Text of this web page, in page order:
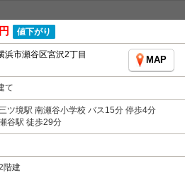
値下がり
浜市瀬谷区宮沢2丁目
MAP
て
ツ境駅 南瀬谷小学校 バス15分 停歩4分
谷駅 徒歩29分
階建